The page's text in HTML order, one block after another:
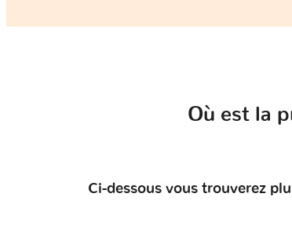
Où est la
Ci-dessous vous trouverez